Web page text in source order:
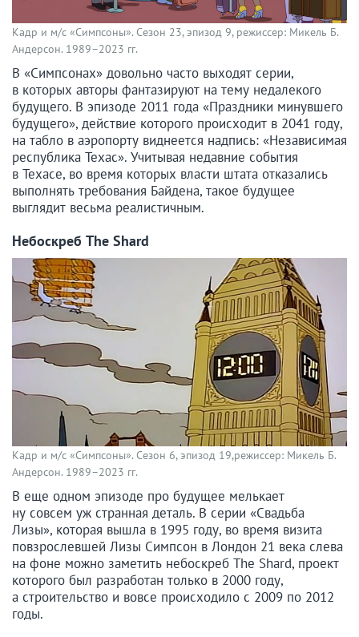
Кадр и м/с «Симпсоны». Сезон 23, эпизод 9, режиссер: Микель Б.
Андерсон. 1989–2023 гг.
В «Симпсонах» довольно часто выходят серии,
в которых авторы фантазируют на тему недалекого
будущего. В эпизоде 2011 года «Праздники минувшего
будущего», действие которого происходит в 2041 году,
на табло в аэропорту виднеется надпись: «Независимая
республика Техас». Учитывая недавние события
в Техасе, во время которых власти штата отказались
выполнять требования Байдена, такое будущее
выглядит весьма реалистичным.
Небоскреб The Shard
Кадр и м/с «Симпсоны». Сезон 6, эпизод 19,режиссер: Микель Б.
Андерсон. 1989–2023 гг.
В еще одном эпизоде про будущее мелькает
ну совсем уж странная деталь. В серии «Свадьба
Лизы», которая вышла в 1995 году, во время визита
повзрослевшей Лизы Симпсон в Лондон 21 века слева
на фоне можно заметить небоскреб The Shard, проект
которого был разработан только в 2000 году,
а строительство и вовсе происходило с 2009 по 2012
годы.